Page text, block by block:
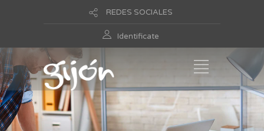
REDES SOCIALES
Identificate